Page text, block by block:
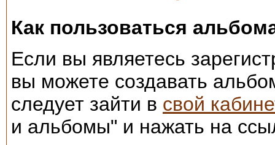
Как пользоваться
Если вы являетесь
вы можете создавать
следует зайти в свой
и альбомы" и нажать на